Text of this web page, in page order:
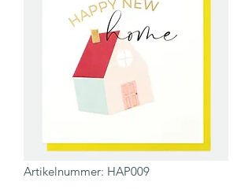
Artikelnummer: HAP009